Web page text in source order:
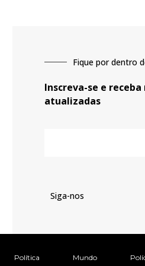
Fique por dentro
Inscreva-se e
atualizadas
Siga-nos
Política Mundo